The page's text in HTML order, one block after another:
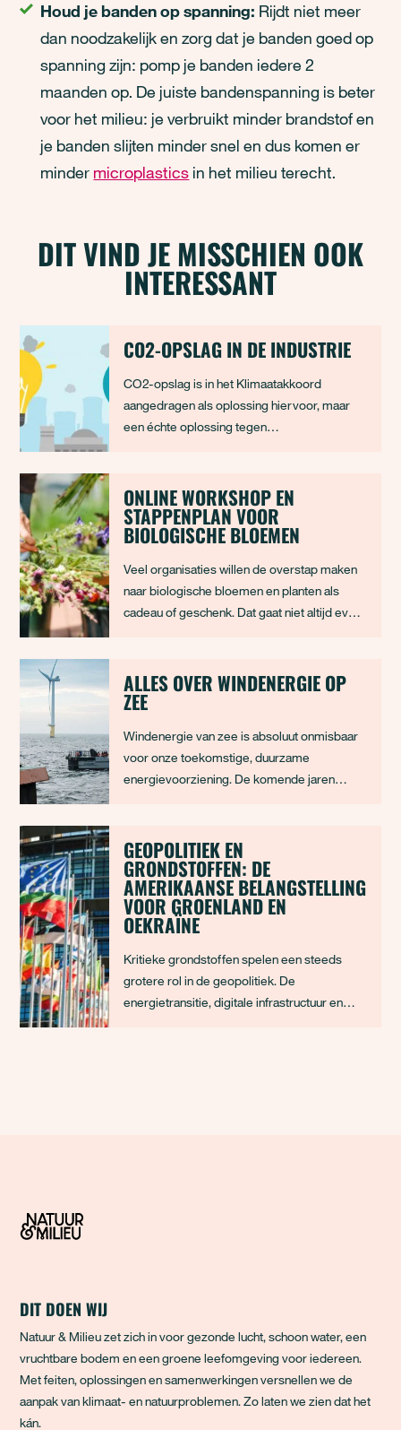
Houd je banden op spanning: Rijdt niet meer
dan noodzakelijk en zorg dat je banden goed op
spanning zijn: pomp je banden iedere 2
maanden op. De juiste bandenspanning is beter
voor het milieu: je verbruikt minder brandstof en
je banden slijten minder snel en dus komen er
minder microplastics in het milieu terecht.
DIT VIND JE MISSCHIEN OOK
INTERESSANT
CO2-OPSLAG IN DE INDUSTRIE
CO2-opslag is in het Klimaatakkoord
aangedragen als oplossing hiervoor, maar
een échte oplossing tegen
ONLINE WORKSHOP EN
STAPPENPLAN VOOR
BIOLOGISCHE BLOEMEN
Veel organisaties willen de overstap maken
naar biologische bloemen en planten als
cadeau of geschenk. Dat gaat niet altijd even
datzelfde bosje bloemen op tafel krijgen?
Download ons handige stappenplan en beki
ALLES OVER WINDENERGIE OP
ZEE
Windenergie van zee is absoluut onmisbaar
voor onze toekomstige, duurzame
energievoorziening. De komende jaren
leggen we uit waarom er windmolenparken
gebouwd worden, de zorgen die daarbij
komen kijken, initiatieven voor nat
GEOPOLITIEK EN
GRONDSTOFFEN: DE
AMERIKAANSE BELANGSTELLING
VOOR GROENLAND EN
OEKRAÏNE
Kritieke grondstoffen spelen een steeds
grotere rol in de geopolitiek. De
energietransitie, digitale infrastructuur en
DIT DOEN WIJ
Natuur & Milieu zet zich in voor gezonde lucht, schoon water, een
vruchtbare bodem en een groene leefomgeving voor iedereen.
Met feiten, oplossingen en samenwerkingen versnellen we de
aanpak van klimaat- en natuurproblemen. Zo laten we zien dat het
kán.